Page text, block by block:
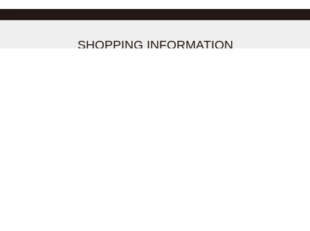
SHOPPING INFORMATION